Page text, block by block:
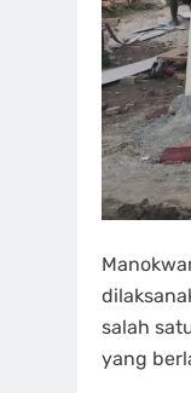
salah
yang